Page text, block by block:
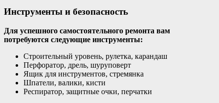
Инструменты и безопасность
Для успешного самостоятельного ремонта вам
потребуются следующие инструменты:
Строительный уровень, рулетка, карандаш
Перфоратор, дрель, шуруповерт
Ящик для инструментов, стремянка
Шпатели, валики, кисти
Респиратор, защитные очки, перчатки